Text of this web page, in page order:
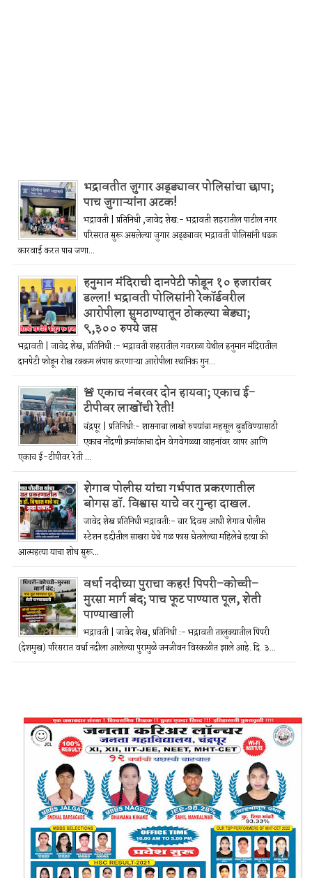
भद्रावतीत जुगार अड्ड्यावर पोलिसांचा छापा;
पाच जुगाऱ्यांना अटक!
भद्रावती | प्रतिनिधी ,जावेद शेख:- भद्रावती शहरातील पाटील नगर
परिसरात सुरू असलेल्या जुगार अड्ड्यावर भद्रावती पोलिसांनी धडक
कारवाई करत पाच जणा...
हनुमान मंदिराची दानपेटी फोडून १० हजारांवर
डल्ला! भद्रावती पोलिसांनी रेकॉर्डवरील
आरोपीला सुमठाण्यातून ठोकल्या बेड्या;
९,३०० रुपये जप्त
भद्रावती | जावेद शेख, प्रतिनिधी :- भद्रावती शहरातील गवराळा येथील हनुमान मंदिरातील
दानपेटी फोडून रोख रक्कम लंपास करणाऱ्या आरोपीला स्थानिक गुन...
🚨 एकाच नंबरवर दोन हायवा; एकाच ई-
टीपीवर लाखोंची रेती!
चंद्रपूर | प्रतिनिधी:- शासनाचा लाखो रुपयांचा महसूल बुडविण्यासाठी
एकाच नोंदणी क्रमांकाचा दोन वेगवेगळ्या वाहनांवर वापर आणि
एकाच ई-टीपीवर रेती ...
शेगाव पोलीस यांचा गर्भपात प्रकरणातील
बोगस डॉ. विश्वास याचे वर गुन्हा दाखल.
जावेद शेख प्रतिनिधी भद्रावती:- चार दिवस आधी शेगाव पोलीस
स्टेशन हद्दीतील साखरा येथे गळ फास घेतलेल्या महिलेचे हत्या की
आत्महत्या याचा शोध सुरू...
वर्धा नदीच्या पुराचा कहर! पिपरी–कोच्ची–
मुरसा मार्ग बंद; पाच फूट पाण्यात पूल, शेती
पाण्याखाली
भद्रावती | जावेद शेख, प्रतिनिधी :- भद्रावती तालुक्यातील पिपरी
(देशमुख) परिसरात वर्धा नदीला आलेल्या पुरामुळे जनजीवन विस्कळीत झाले आहे. दि. ३...